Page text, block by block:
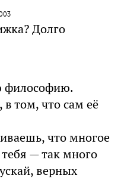
Долго
философию.
том, что сам её
что многое
— так много
верных